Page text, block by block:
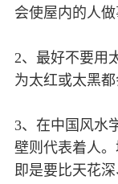
会使屋内的人做
2、最好不要用
为太红或太黑都
3、在中国风水
壁则代表着人。
即是要比天花